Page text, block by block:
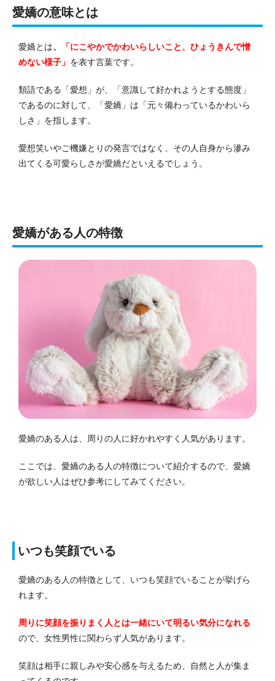
愛嬌の意味とは
愛嬌とは、
「にこやかでかわいらしいこと、ひょうきんで憎
めない様子」 を表す言葉です。
類語である「愛想」が、「意識して好かれようとする態度」
であるのに対して、「愛嬌」は「元々備わっているかわいら
しさ」を指します。
愛想笑いやご機嫌とりの発言ではなく、その人自身から滲み
出てくる可愛らしさが愛嬌だといえるでしょう。
愛嬌がある人の特徴
愛嬌のある人は、周りの人に好かれやすく人気があります。
ここでは、愛嬌のある人の特徴について紹介するので、愛嬌
が欲しい人はぜひ参考にしてみてください。
いつも笑顔でいる
愛嬌のある人の特徴として、いつも笑顔でいることが挙げら
れます。
周りに笑顔を振りまく人とは一緒にいて明るい気分になれる
ので、女性男性に関わらず人気があります。
笑顔は相手に親しみや安心感を与えるため、自然と人が集ま